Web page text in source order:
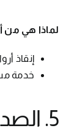
لماذا هي من
إنقاذ
خدمة
5.